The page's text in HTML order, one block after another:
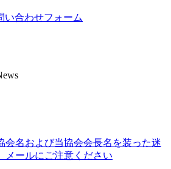
い合わせフォーム
会名および当協会会長名を装った迷
メールにご注意ください